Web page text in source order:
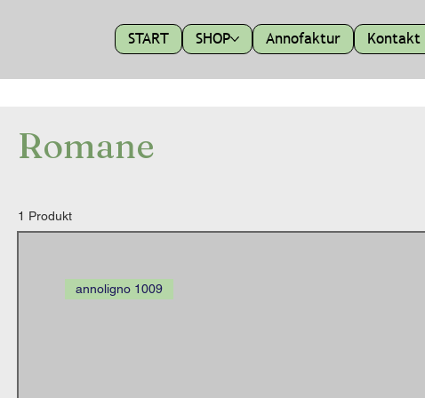
START SHOP Annofaktur Kontakt
Romane
1 Produkt
annoligno 1009